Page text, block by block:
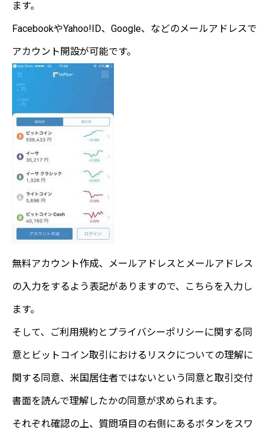
ます。
FacebookやYahoo!ID、Google、などのメールアドレスで
アカウント開設が可能です。
無料アカウント作成、メールアドレスとメールアドレス
の入力をするよう表記がありますので、こちらを入力し
ます。
そして、ご利用規約とプライバシーポリシーに関する同
意とビットコイン取引におけるリスクについての理解に
関する同意、米国居住者ではないという同意と取引交付
書面を読んで理解したかの同意が求められます。
それぞれ確認の上、質問項目の右側にあるボタンをスワ